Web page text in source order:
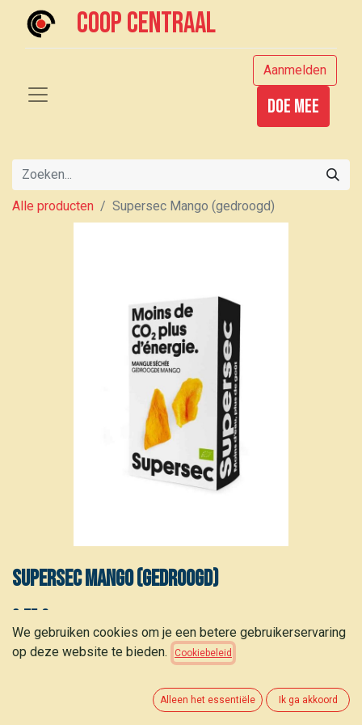
Coop centraal
Aanmelden
Doe mee
Alle producten Supersec Mango (gedroogd)
Supersec Mango (gedroogd)
2,75 €
TOEVOEGEN AAN WINKELMANDJE
We gebruiken cookies om je een betere gebruikerservaring
op deze website te bieden.
Cookiebeleid
Alleen het essentiële Ik ga akkoord